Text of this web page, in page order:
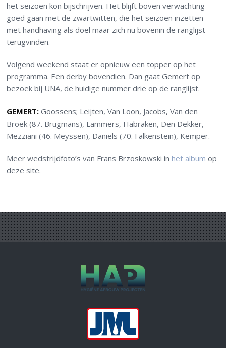
het seizoen kon bijschrijven. Het blijft boven verwachting
goed gaan met de zwartwitten, die het seizoen inzetten
met handhaving als doel maar zich nu bovenin de ranglijst
terugvinden.
Volgend weekend staat er opnieuw een topper op het
programma. Een derby bovendien. Dan gaat Gemert op
bezoek bij UNA, de huidige nummer drie op de ranglijst.
GEMERT: Goossens; Leijten, Van Loon, Jacobs, Van den
Broek (87. Brugmans), Lammers, Habraken, Den Dekker,
Mezziani (46. Meyssen), Daniels (70. Falkenstein), Kemper.
Meer wedstrijdfoto’s van Frans Brzoskowski inhet album op
deze site.